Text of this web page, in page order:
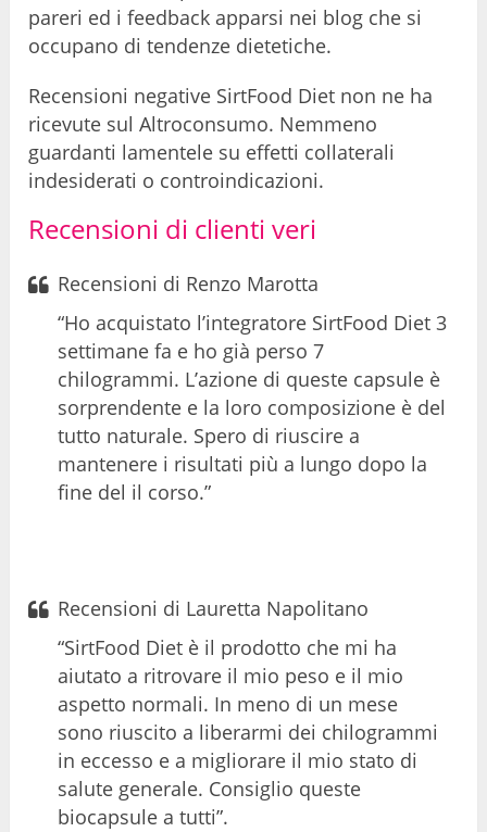
pareri ed i feedback apparsi nei blog che si
occupano di tendenze dietetiche.
Recensioni negative SirtFood Diet non ne ha
ricevute sul Altroconsumo. Nemmeno
guardanti lamentele su effetti collaterali
indesiderati o controindicazioni.
Recensioni di clienti veri
Recensioni di Renzo Marotta
“Ho acquistato l’integratore SirtFood Diet 3
settimane fa e ho già perso 7
chilogrammi. L’azione di queste capsule è
sorprendente e la loro composizione è del
tutto naturale. Spero di riuscire a
mantenere i risultati più a lungo dopo la
fine del il corso.”
Recensioni di Lauretta Napolitano
“SirtFood Diet è il prodotto che mi ha
aiutato a ritrovare il mio peso e il mio
aspetto normali. In meno di un mese
sono riuscito a liberarmi dei chilogrammi
in eccesso e a migliorare il mio stato di
salute generale. Consiglio queste
biocapsule a tutti”.